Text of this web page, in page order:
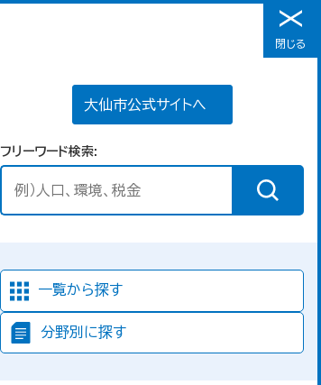
メニュー
大仙市公式サイトへ
フリーワード検索
一覧から探す
分野別に探す
閉じる